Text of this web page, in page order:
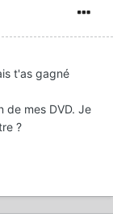
t'as gagné
de mes DVD. Je
?